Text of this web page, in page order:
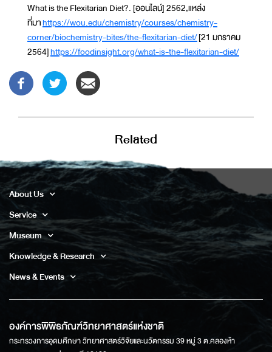
What is the Flexitarian Diet?. [ออนไลน์] 2562,แหล่ง
ที่มาhttps://wou.edu/chemistry/courses/chemistry-
corner/biochemistry-bites/the-flexitarian-diet/[21 มกราคม
2564]https://foodinsight.org/what-is-the-flexitarian-diet/
Related
About Us
Service
Museum
Knowledge & Research
News & Events
องค์การพิพิธภัณฑ์วิทยาศาสตร์แห่งชาติ
กระทรวงการอุดมศึกษา วิทยาศาสตร์วิจัยและนวัตกรรม 39 หมู่ 3 ต.คลองห้า